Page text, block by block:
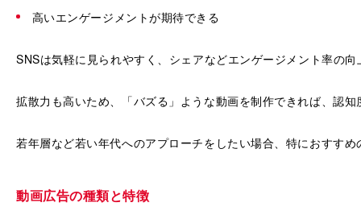
高いエンゲージメントが期待できる
SNSは気軽に見られやすく、シェアなどエンゲージメント率の
拡散力も高いため、「バズる」ような動画を制作できれば、認
若年層など若い年代へのアプローチをしたい場合、特におすす
動画広告の種類と特徴